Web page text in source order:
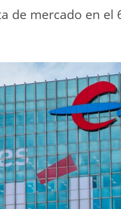
de mercado en el